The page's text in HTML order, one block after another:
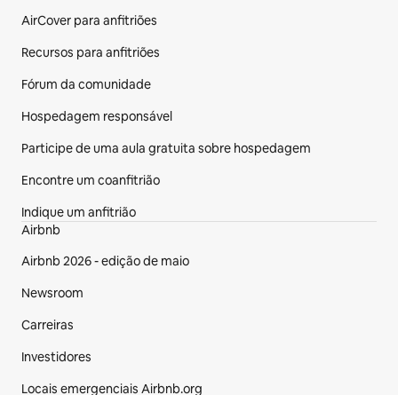
AirCover para anfitriões
Recursos para anfitriões
Fórum da comunidade
Hospedagem responsável
Participe de uma aula gratuita sobre hospedagem
Encontre um coanfitrião
Indique um anfitrião
Airbnb
Airbnb 2026 - edição de maio
Newsroom
Carreiras
Investidores
Locais emergenciais Airbnb.org